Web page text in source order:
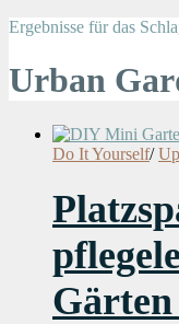
Ergebnisse für das
Urban
Do It Yourself/